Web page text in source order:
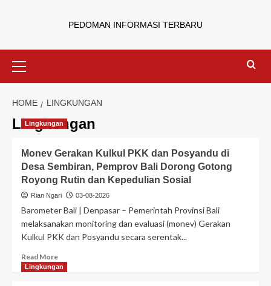
PEDOMAN INFORMASI TERBARU
HOME LINGKUNGAN
Lingkungan
Lingkungan
Monev Gerakan Kulkul PKK dan Posyandu di
Desa Sembiran, Pemprov Bali Dorong Gotong
Royong Rutin dan Kepedulian Sosial
Rian Ngari 03-08-2026
Barometer Bali | Denpasar – Pemerintah Provinsi Bali
melaksanakan monitoring dan evaluasi (monev) Gerakan
Kulkul PKK dan Posyandu secara serentak...
Read More
Lingkungan